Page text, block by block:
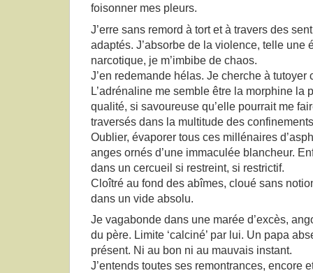
foisonner mes pleurs.
J’erre sans remord à tort et à travers des
adaptés. J’absorbe de la violence, telle une
narcotique, je m’imbibe de chaos.
J’en redemande hélas. Je cherche à tutoyer
L’adrénaline me semble être la morphine la
qualité, si savoureuse qu’elle pourrait me
traversés dans la multitude des
Oublier, évaporer tous ces millénaires
anges ornés d’une immaculée blancheur.
dans un cercueil si restreint, si restrictif.
Cloîtré au fond des abîmes, cloué sans
dans un vide absolu.
Je vagabonde dans une marée d’excès,
du père. Limite ‘calciné’ par lui. Un papa
présent. Ni au bon ni au mauvais instant.
J’entends toutes ses remontrances, encore